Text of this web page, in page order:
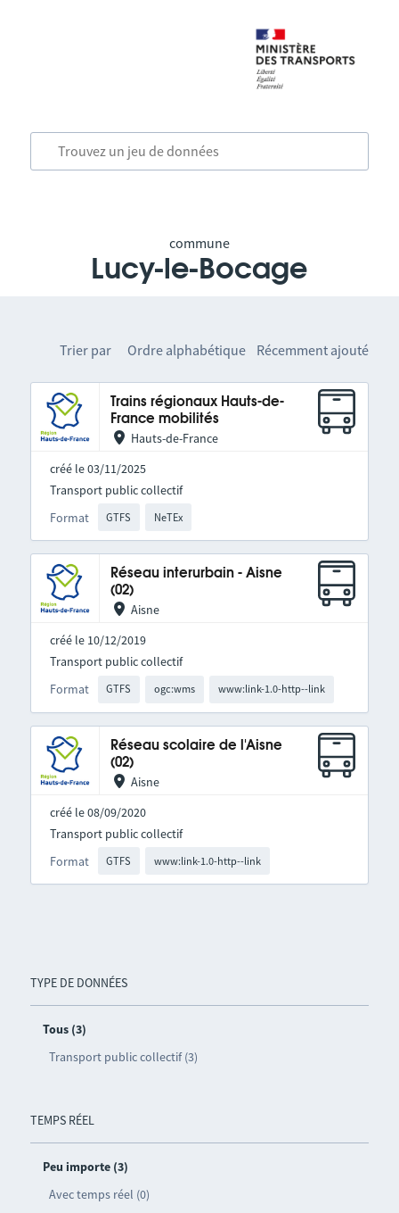
commune
Lucy-le-Bocage
TYPE DE DONNÉES
Tous (3)
Transport public collectif (3)
TEMPS RÉEL
Peu importe (3)
Avec temps réel (0)
Trier par Ordre alphabétique Récemment ajouté
Trains régionaux Hauts-de-
France mobilités
Hauts-de-France
créé le 03/11/2025
Format GTFS NeTEx
Transport public collectif
Réseau interurbain - Aisne
(02)
Aisne
créé le 10/12/2019
Format GTFS ogc:wms www:link-1.0-http--link
Transport public collectif
Réseau scolaire de l'Aisne
(02)
Aisne
créé le 08/09/2020
Format GTFS www:link-1.0-http--link
Transport public collectif